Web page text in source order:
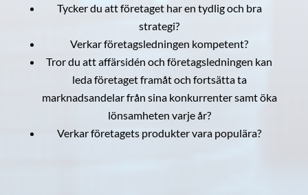
Tycker du att företaget har en tydlig och bra
strategi?
Verkar företagsledningen kompetent?
Tror du att affärsidén och företagsledningen kan
leda företaget framåt och fortsätta ta
marknadsandelar från sina konkurrenter samt öka
lönsamheten varje år?
Verkar företagets produkter vara populära?